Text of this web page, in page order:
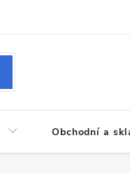
Obchodní a